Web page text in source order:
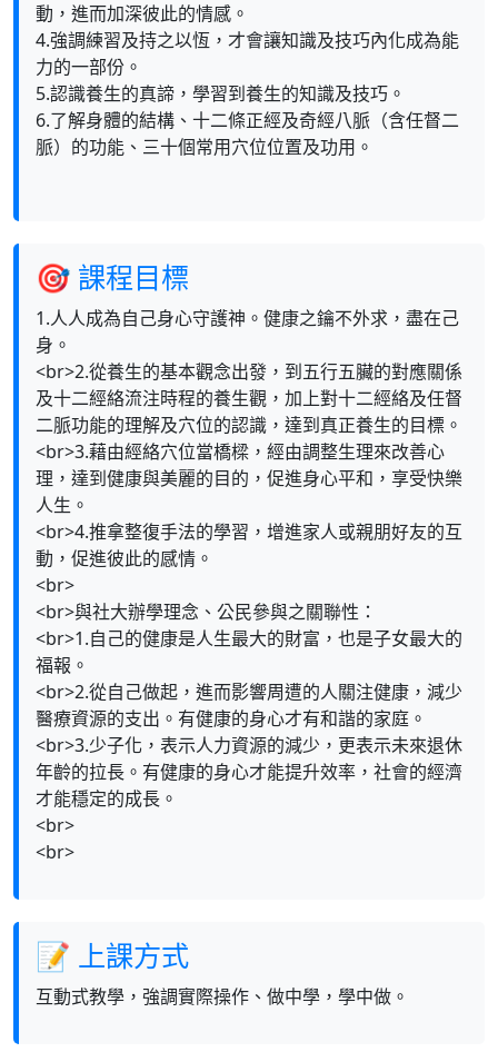
動，進而加深彼此的情感。
4.強調練習及持之以恆，才會讓知識及技巧內化成為能
力的一部份。
5.認識養生的真諦，學習到養生的知識及技巧。
6.了解身體的結構、十二條正經及奇經八脈（含任督二
脈）的功能、三十個常用穴位位置及功用。
🎯 課程目標
1.人人成為自己身心守護神。健康之鑰不外求，盡在己
身。
<br>2.從養生的基本觀念出發，到五行五臟的對應關係
及十二經絡流注時程的養生觀，加上對十二經絡及任督
二脈功能的理解及穴位的認識，達到真正養生的目標。
<br>3.藉由經絡穴位當橋樑，經由調整生理來改善心
理，達到健康與美麗的目的，促進身心平和，享受快樂
人生。
<br>4.推拿整復手法的學習，增進家人或親朋好友的互
動，促進彼此的感情。
<br>
<br>與社大辦學理念、公民參與之關聯性：
<br>1.自己的健康是人生最大的財富，也是子女最大的
福報。
<br>2.從自己做起，進而影響周遭的人關注健康，減少
醫療資源的支出。有健康的身心才有和諧的家庭。
<br>3.少子化，表示人力資源的減少，更表示未來退休
年齡的拉長。有健康的身心才能提升效率，社會的經濟
才能穩定的成長。
<br>
<br>
📝 上課方式
互動式教學，強調實際操作、做中學，學中做。